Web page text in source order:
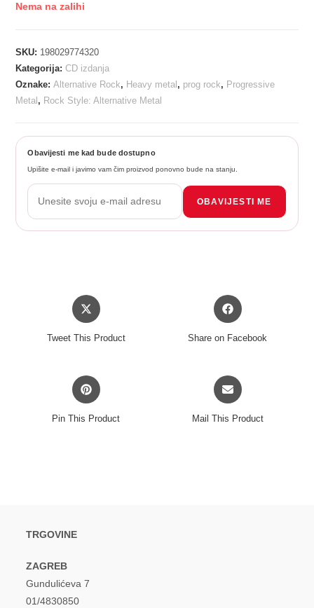
Nema na zalihi
SKU: 198029774320
Kategorija:CD izdanja
Oznake:Alternative Rock, Heavy metal , prog rock, Progressive
Metal , Rock Style: Alternative Metal
Obavijesti me kad bude dostupno
Upišite e-mail i javimo vam čim proizvod ponovno bude na stanju.
OBAVIJESTI ME
Opens
in
Tweet This Product
Opens
in
Share on Facebook
Opens
in
Pin This Product
Opens
in
Mail This Product
TRGOVINE
ZAGREB
Gundulićeva 7
01/4830850